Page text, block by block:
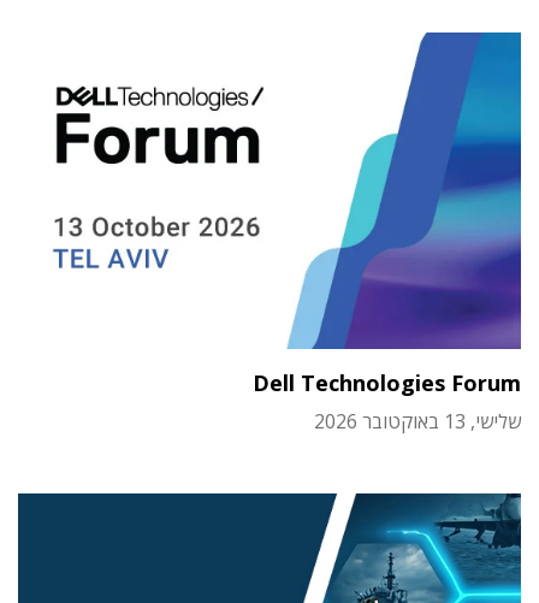
Dell Technologies Forum
שלישי, 13 באוקטובר 2026